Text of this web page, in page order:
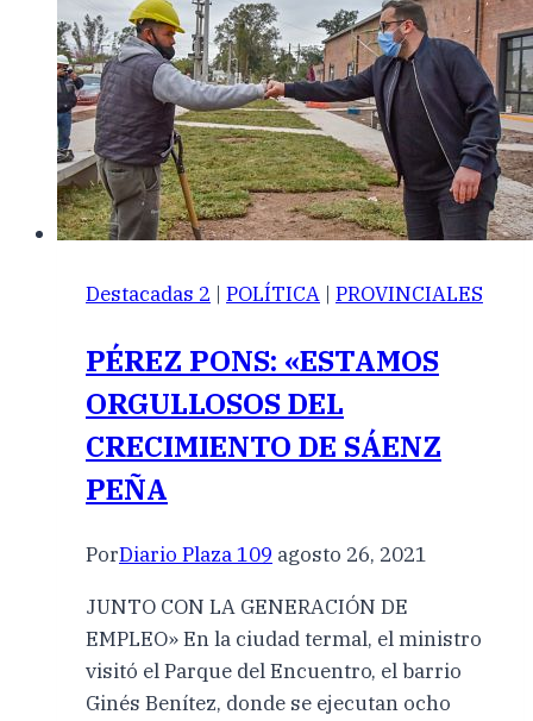
Destacadas 2 | POLÍTICA | PROVINCIALES
PÉREZ PONS: «ESTAMOS
ORGULLOSOS DEL
CRECIMIENTO DE SÁENZ
PEÑA
PorDiario Plaza 109 agosto 26, 2021
JUNTO CON LA GENERACIÓN DE
EMPLEO» En la ciudad termal, el ministro
visitó el Parque del Encuentro, el barrio
Ginés Benítez, donde se ejecutan ocho